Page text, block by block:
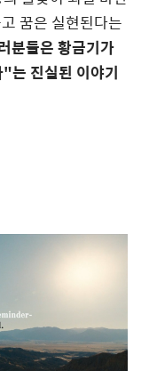
꿈은 실현된다는
분들은 황금기가
는 진실된 이야기